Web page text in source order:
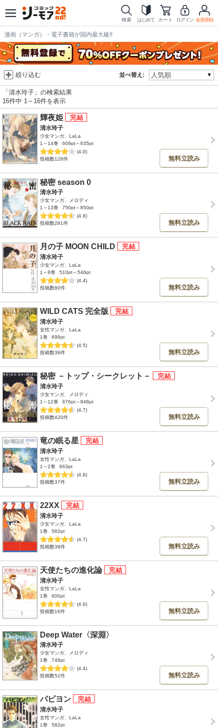
検索 はじめて カート ログイン 会員登録
漫画（マンガ）・電子書籍が国内最大級!!
並べ替え:
絞り込む
「清水玲子」の検索結果
16件中 1～16件を表示
輝夜姫
清水玲子
少女マンガ、LaLa
1～14巻
609pt～635pt
(4.0)
投稿数128件
無料立読み
秘密 season 0
清水玲子
少女マンガ、メロディ
1～13巻
750pt～850pt
(4.8)
投稿数291件
無料立読み
月の子 MOON CHILD
清水玲子
少女マンガ、LaLa
1～8巻
510pt～546pt
(4.4)
投稿数80件
無料立読み
WILD CATS 完全版
清水玲子
女性マンガ、LaLa
1巻
698pt
(4.5)
投稿数39件
無料立読み
秘密 －トップ・シークレット－
清水玲子
少女マンガ、メロディ
1～12巻
676pt～848pt
(4.7)
投稿数420件
無料立読み
竜の眠る星
清水玲子
女性マンガ、LaLa
1～2巻
663pt
(4.8)
投稿数37件
無料立読み
22XX
清水玲子
少女マンガ、LaLa
1巻
582pt
(4.7)
投稿数39件
無料立読み
天使たちの進化論
清水玲子
女性マンガ、LaLa
1巻
600pt
(4.6)
投稿数16件
無料立読み
Deep Water〈深淵〉
清水玲子
少女マンガ、メロディ
1巻
748pt
(4.4)
投稿数52件
無料立読み
パピヨン
清水玲子
女性マンガ、LaLa
1巻
582pt